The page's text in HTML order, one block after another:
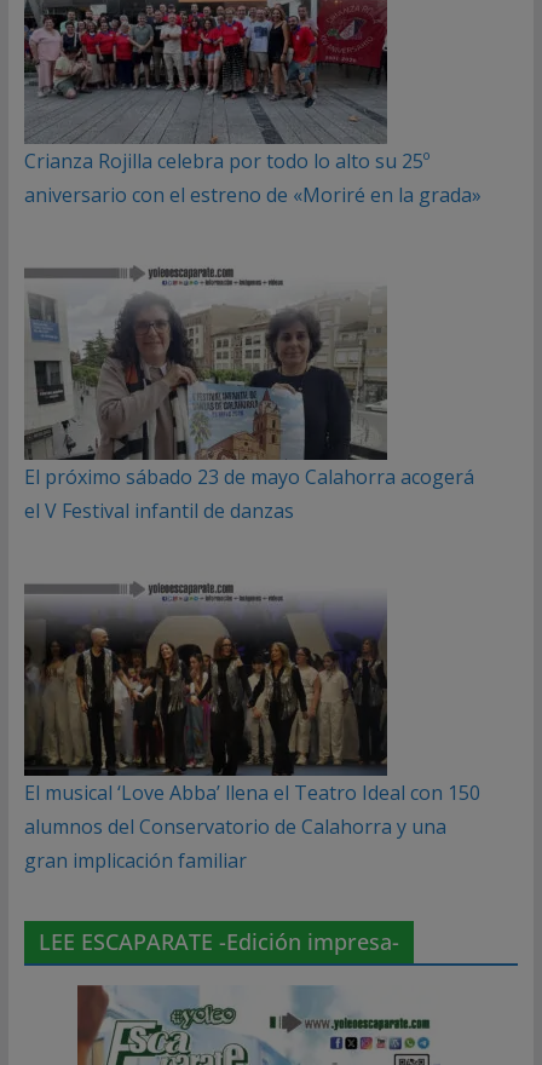
Crianza Rojilla celebra por todo lo alto su 25º
aniversario con el estreno de «Moriré en la grada»
El próximo sábado 23 de mayo Calahorra acogerá
el V Festival infantil de danzas
El musical ‘Love Abba’ llena el Teatro Ideal con 150
alumnos del Conservatorio de Calahorra y una
gran implicación familiar
LEE ESCAPARATE -Edición impresa-